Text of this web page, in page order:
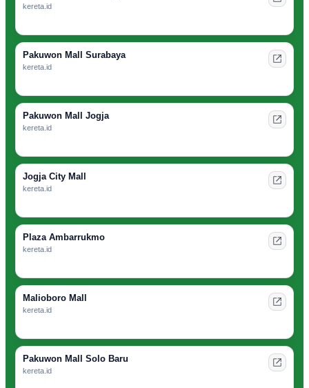
kereta.id
Pakuwon Mall Surabaya
kereta.id
Pakuwon Mall Jogja
kereta.id
Jogja City Mall
kereta.id
Plaza Ambarrukmo
kereta.id
Malioboro Mall
kereta.id
Pakuwon Mall Solo Baru
kereta.id